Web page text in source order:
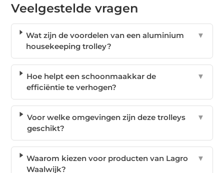
Veelgestelde vragen
Wat zijn de voordelen van een aluminium
housekeeping trolley?
▼
Hoe helpt een schoonmaakkar de
efficiëntie te verhogen?
▼
Voor welke omgevingen zijn deze trolleys
geschikt?
▼
Waarom kiezen voor producten van Lagro
Waalwijk?
▼